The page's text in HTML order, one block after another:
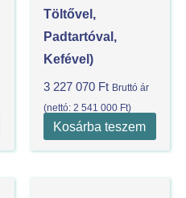
Töltővel,
Padtartóval,
Kefével)
3 227 070 Ft Bruttó ár
(nettó: 2 541 000 Ft)
Kosárba teszem